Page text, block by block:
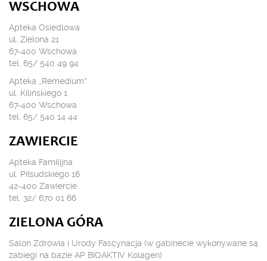
WSCHOWA
Apteka Osiedlowa
ul. Zielona 21
67-400 Wschowa
tel. 65/ 540 49 94
Apteka „Remedium”
ul. Kilińskiego 1
67-400 Wschowa
tel. 65/ 540 14 44
ZAWIERCIE
Apteka Familijna
ul. Piłsudskiego 16
42-400 Zawiercie
tel. 32/ 670 01 66
ZIELONA GÓRA
Salon Zdrowia i Urody Fascynacja (w gabinecie wykonywane są
zabiegi na bazie AP BIOAKTIV Kolagen)